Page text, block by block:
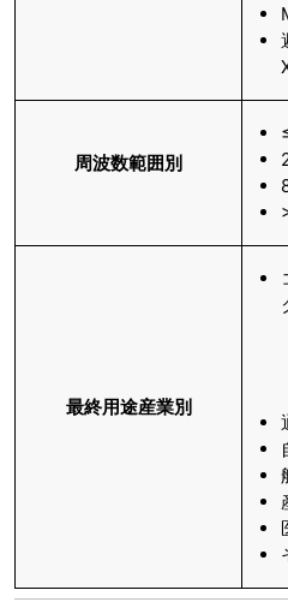
周波数範囲別
最終用途産業別